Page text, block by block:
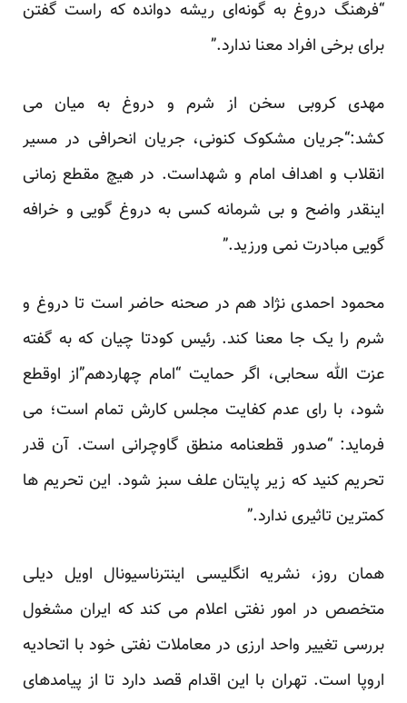
“فرهنگ دروغ به گونه‌ای ریشه دوانده که راست گفتن
برای برخی افراد معنا ندارد.”
مهدی کروبی سخن از شرم و دروغ به میان می
کشد:“جریان مشکوک کنونی، جریان انحرافی در مسیر
انقلاب و اهداف امام و شهداست. در هیچ مقطع زمانی
اینقدر واضح و بی شرمانه کسی به دروغ گویی و خرافه
گویی مبادرت نمی ورزید.”
محمود احمدی نژاد هم در صحنه حاضر است تا دروغ و
شرم را یک جا معنا کند. رئیس کودتا چیان که به گفته
عزت الله سحابی، اگر حمایت “امام چهاردهم”از اوقطع
شود، با رای عدم کفایت مجلس کارش تمام است؛ می
فرماید: “صدور قطعنامه منطق گاوچرانی است. آن قدر
تحریم کنید که زیر پایتان علف سبز شود. این تحریم ها
کمترین تاثیری ندارد.”
همان روز، نشریه انگلیسی اینترناسیونال اویل دیلی
متخصص در امور نفتی اعلام می کند که ایران مشغول
بررسی تغییر واحد ارزی در معاملات نفتی خود با اتحادیه
اروپا است. تهران با این اقدام قصد دارد تا از پیامدهای